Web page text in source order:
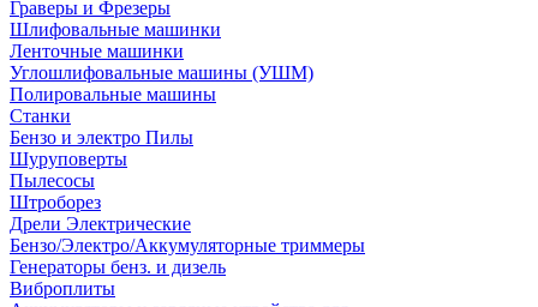
Граверы и Фрезеры
Шлифовальные машинки
Ленточные машинки
Углошлифовальные машины (УШМ)
Полировальные машины
Станки
Бензо и электро Пилы
Шуруповерты
Пылесосы
Штроборез
Дрели Электрические
Бензо/Электро/Аккумуляторные триммеры
Генераторы бенз. и дизель
Виброплиты